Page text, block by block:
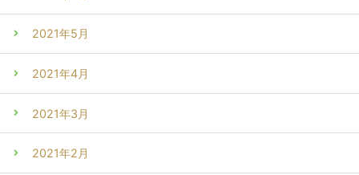
2021年5月
2021年4月
2021年3月
2021年2月